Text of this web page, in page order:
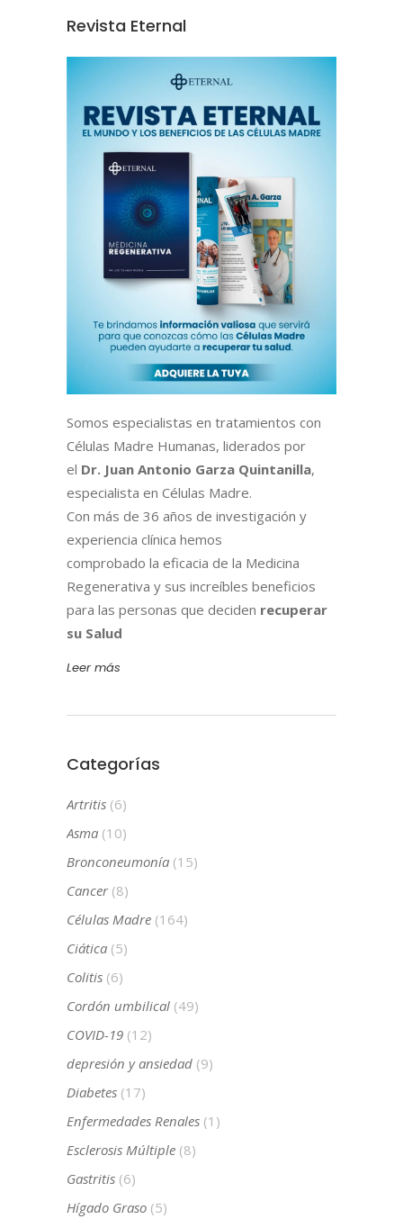
Revista Eternal
Somos especialistas en tratamientos con
Células Madre Humanas, liderados por
el Dr. Juan Antonio Garza Quintanilla,
especialista en Células Madre.
Con más de 36 años de investigación y
experiencia clínica hemos
comprobado la eficacia de la Medicina
Regenerativa y sus increíbles beneficios
para las personas que deciden recuperar
su Salud
Leer más
Categorías
Artritis (6)
Asma (10)
Bronconeumonía (15)
Cancer(8)
Células Madre (164)
Ciática (5)
Colitis (6)
Cordón umbilical (49)
COVID-19 (12)
depresión y ansiedad (9)
Diabetes (17)
Enfermedades Renales (1)
Esclerosis Múltiple (8)
Gastritis (6)
Hígado Graso (5)